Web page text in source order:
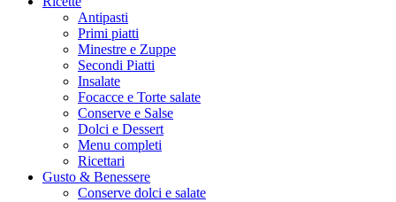
Antipasti
Primi piatti
Minestre e Zuppe
Secondi Piatti
Insalate
Focacce e Torte salate
Conserve e Salse
Dolci e Dessert
Menu completi
Ricettari
Gusto & Benessere
Conserve dolci e salate